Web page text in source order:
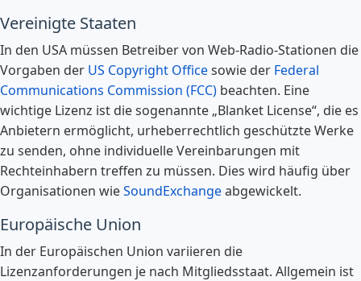
Vereinigte Staaten
In den USA müssen Betreiber von Web-Radio-Stationen die
Vorgaben der US Copyright Officesowie der Federal
Communications Commission (FCC) beachten. Eine
wichtige Lizenz ist die sogenannte „Blanket License“, die es
Anbietern ermöglicht, urheberrechtlich geschützte Werke
zu senden, ohne individuelle Vereinbarungen mit
Rechteinhabern treffen zu müssen. Dies wird häufig über
Organisationen wieSoundExchangeabgewickelt.
Europäische Union
In der Europäischen Union variieren die
Lizenzanforderungen je nach Mitgliedsstaat. Allgemein ist